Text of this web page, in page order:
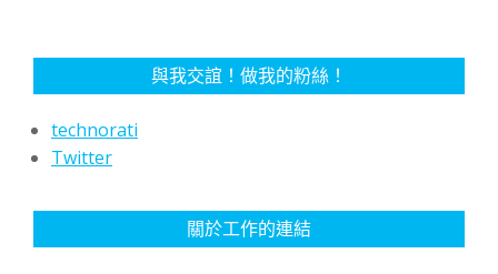
與我交誼！做我的粉絲！
technorati
Twitter
關於工作的連結